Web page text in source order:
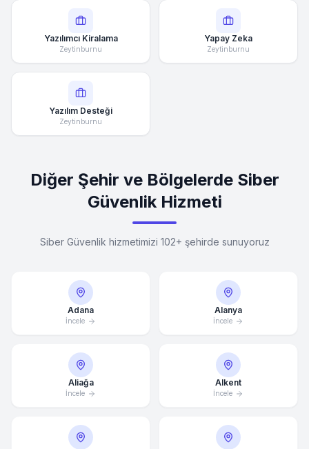
Yazılımcı Kiralama
Zeytinburnu
Yapay Zeka
Zeytinburnu
Yazılım Desteği
Zeytinburnu
Diğer Şehir ve Bölgelerde Siber
Güvenlik Hizmeti
Siber Güvenlik hizmetimizi 102+ şehirde sunuyoruz
Adana
İncele
Alanya
İncele
Aliağa
İncele
Alkent
İncele